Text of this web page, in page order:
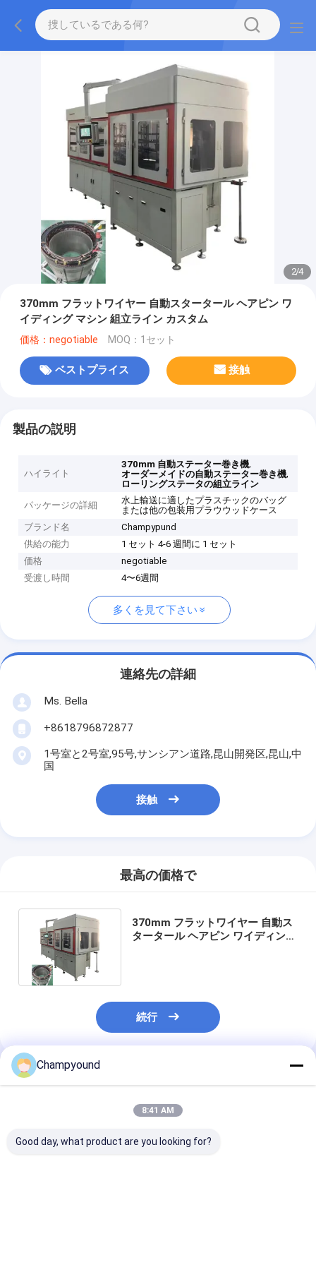
2/4
370mm フラットワイヤー 自動スタータール ヘアピン ワ
イディング マシン 組立ライン カスタム
価格：negotiable MOQ：1セット
ベストプライス 接触
製品の説明
ハイライト
370mm 自動ステーター巻き機,
オーダーメイドの自動ステーター巻き機,
ローリングステータの組立ライン
パッケージの詳細
水上輸送に適したプラスチックのバッグ
または他の包装用プラウウッドケース
ブランド名
Champypund
供給の能力
1 セット 4-6 週間に 1 セット
価格
negotiable
受渡し時間
4〜6週間
多くを見て下さい
連絡先の詳細
Ms. Bella
+8618796872877
1号室と2号室,95号,サンシアン道路,昆山開発区,昆山,中
国
接触
最高の価格で
370mm フラットワイヤー 自動ス
タータール ヘアピン ワイディング
続行
推薦されたプロダクト
Champyound
8:41 AM
Good day, what product are you looking for?